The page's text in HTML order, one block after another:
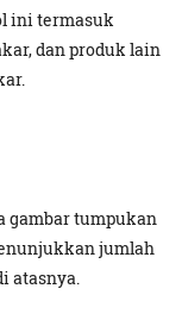
ini termasuk
dan produk lain
gambar tumpukan
jumlah
atasnya.